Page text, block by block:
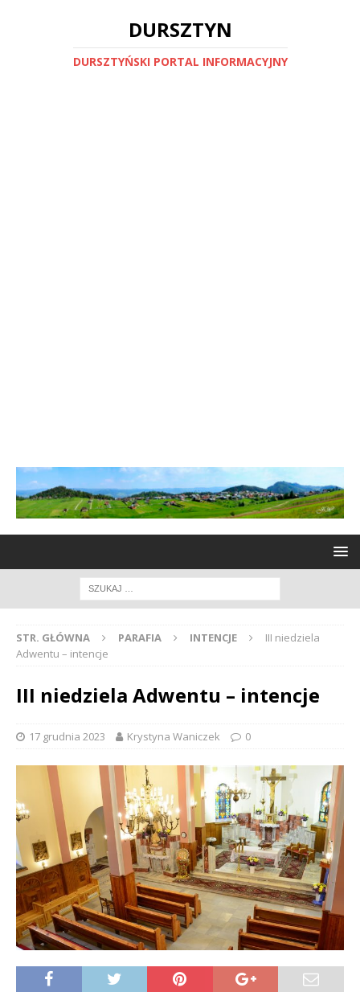
DURSZTYN
DURSZTYŃSKI PORTAL INFORMACYJNY
STR. GŁÓWNA PARAFIA INTENCJE
III niedziela
Adwentu – intencje
III niedziela Adwentu – intencje
17 grudnia 2023 Krystyna Waniczek 0